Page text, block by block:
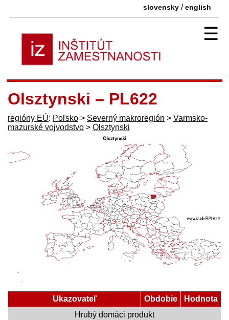
slovensky /english
☰
Olsztynski – PL622
regióny EÚ: Poľsko > Severný makroregión > Varmsko-
mazurské vojvodstvo > Olsztynski
Ukazovateľ Obdobie
Hodnota
Hrubý domáci produkt